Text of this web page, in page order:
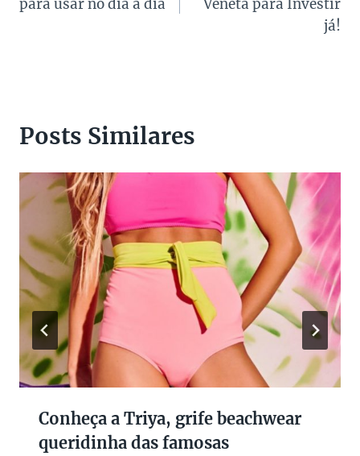
para usar no dia a dia
Veneta para Investir
já!
Posts Similares
Conheça a Triya, grife beachwear
queridinha das famosas